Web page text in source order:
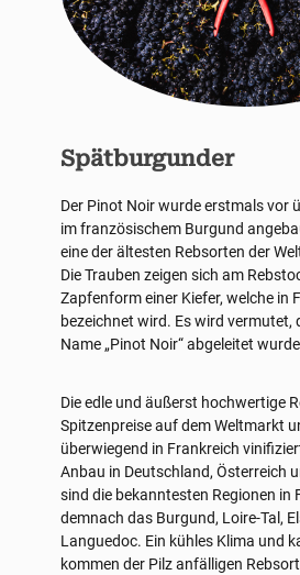
Spätburgunder
Der Pinot Noir wurde erstmals vor
im französischem Burgund
eine der ältesten Rebsorten der
Die Trauben zeigen sich am
Zapfenform einer Kiefer, welche in
bezeichnet wird. Es wird vermutet,
Name „Pinot Noir“ abgeleitet
Die edle und äußerst hochwertige
Spitzenpreise auf dem Weltmarkt
überwiegend in Frankreich
Anbau in Deutschland, Österreich
sind die bekanntesten Regionen in
demnach das Burgund, Loire-Tal,
Languedoc. Ein kühles Klima und
kommen der Pilz anfälligen